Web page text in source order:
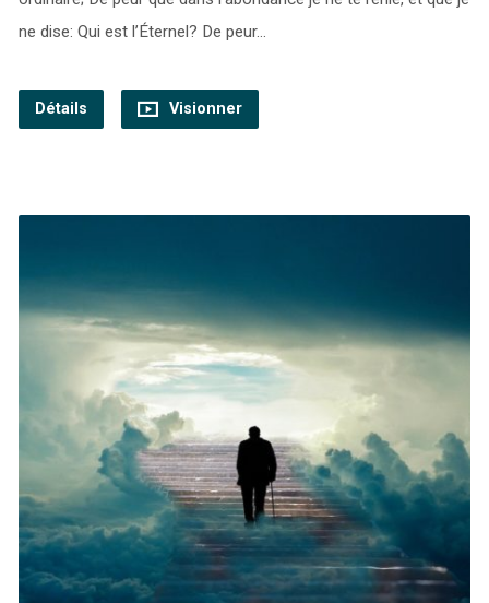
ne dise: Qui est l’Éternel? De peur…
Détails Visionner